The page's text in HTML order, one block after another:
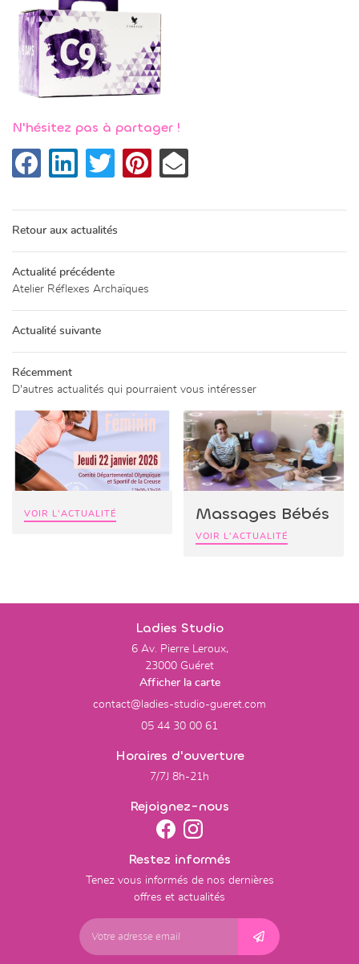
ACCUEIL
COLLECTIFS
BIEN-ÊTRE
PHOTOS
LIVRE D’OR
ACTUALITÉS
INSCRIPTION
Rejoignez-
N'hésitez pas à partager !
Retour aux actualités
Actualité précédente
Atelier Réflexes Archaïques
Actualité suivante
Récemment
D'autres actualités qui pourraient vous intéresser
VOIR L'ACTUALITÉ Massages Bébés
VOIR L'ACTUALITÉ
Ladies Studio
6 Av. Pierre Leroux,
23000 Guéret
Afficher la carte
05 44 30 00 61
Horaires d'ouverture
7/7J 8h-21h
Rejoignez-nous
Restez informés
Tenez vous informés de nos dernières
offres et actualités